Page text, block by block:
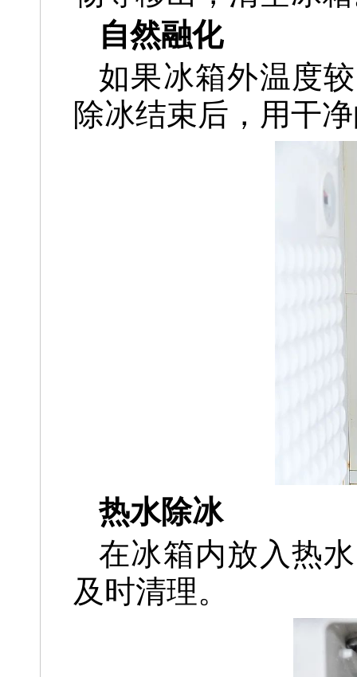
自然融化
如果冰箱外温度
除冰结束后，用干
热水除冰
在冰箱内放入热
及时清理。